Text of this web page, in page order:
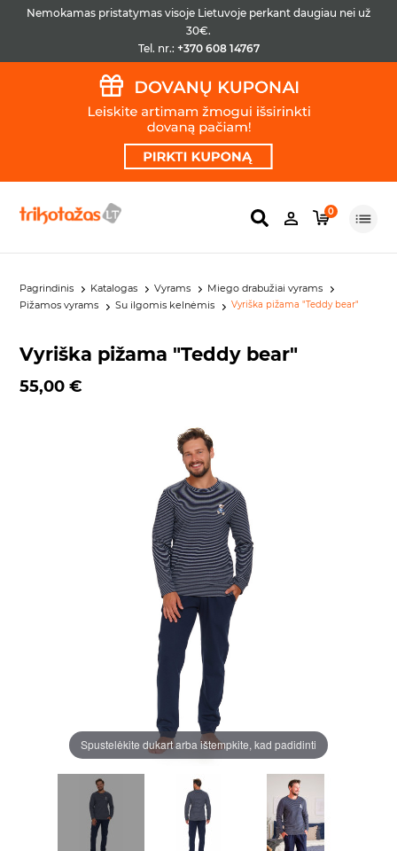
Nemokamas pristatymas visoje Lietuvoje perkant daugiau nei už
30€.
Tel. nr.: +370 608 14767
0
Pagrindinis Katalogas Vyrams
Miego drabužiai vyrams
Pižamos vyrams
Su ilgomis kelnėmis Vyriška pižama "Teddy bear"
Vyriška pižama "Teddy bear"
55,00 €
Spustelėkite dukart arba ištempkite, kad padidinti